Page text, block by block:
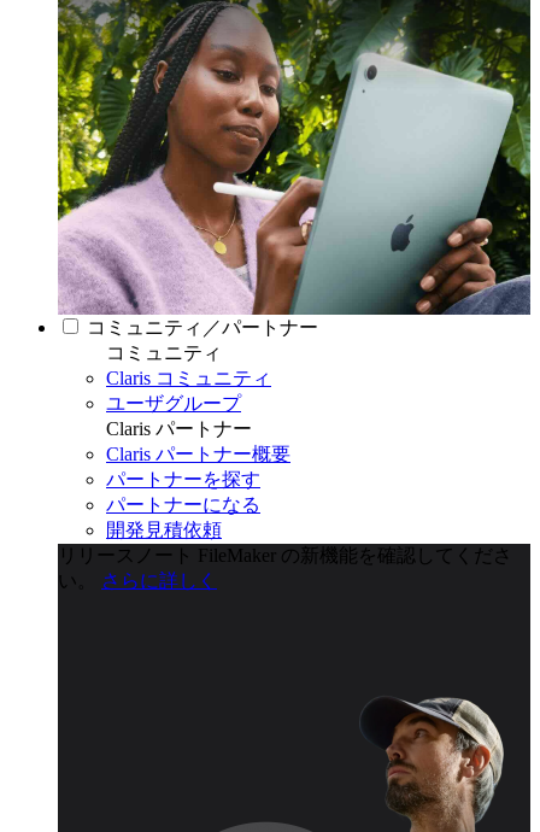
コミュニティ／パートナー
コミュニティ
Claris コミュニティ
ユーザグループ
Claris パートナー
Claris パートナー概要
パートナーを探す
パートナーになる
開発見積依頼
リリースノート
FileMaker の新機能を確認してくださ
い。
さらに詳しく